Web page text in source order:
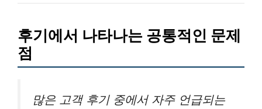
후기에서 나타나는 공통적인 문제
점
많은 고객 후기 중에서 자주 언급되는